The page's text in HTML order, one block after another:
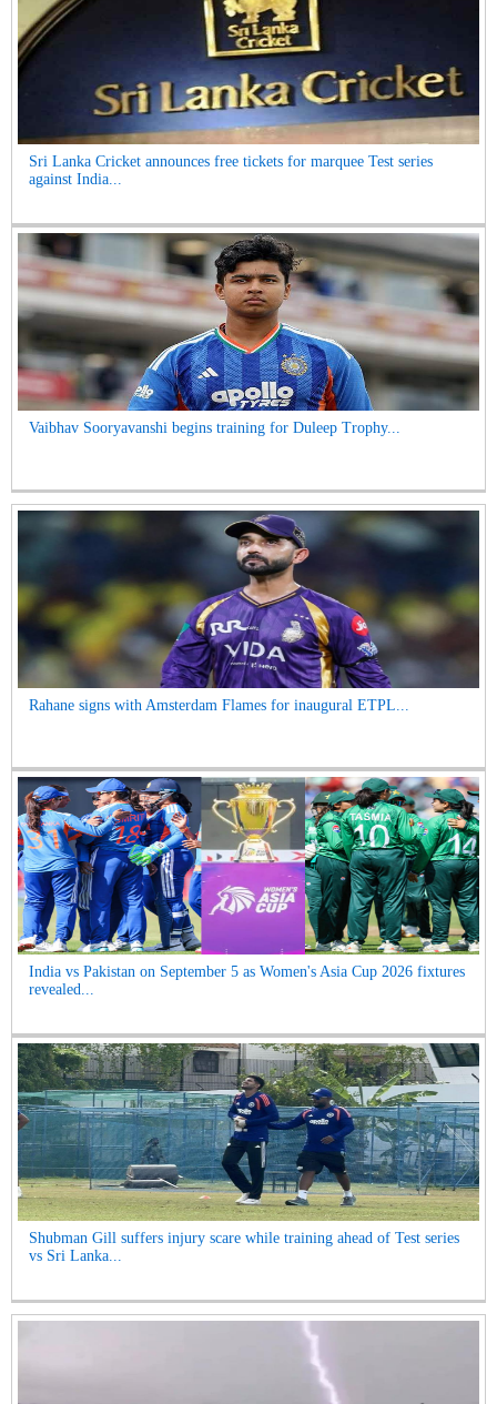
Sri Lanka Cricket announces free tickets for marquee Test series
against India...
Vaibhav Sooryavanshi begins training for Duleep Trophy...
Rahane signs with Amsterdam Flames for inaugural ETPL...
India vs Pakistan on September 5 as Women's Asia Cup 2026 fixtures
revealed...
Shubman Gill suffers injury scare while training ahead of Test series
vs Sri Lanka...